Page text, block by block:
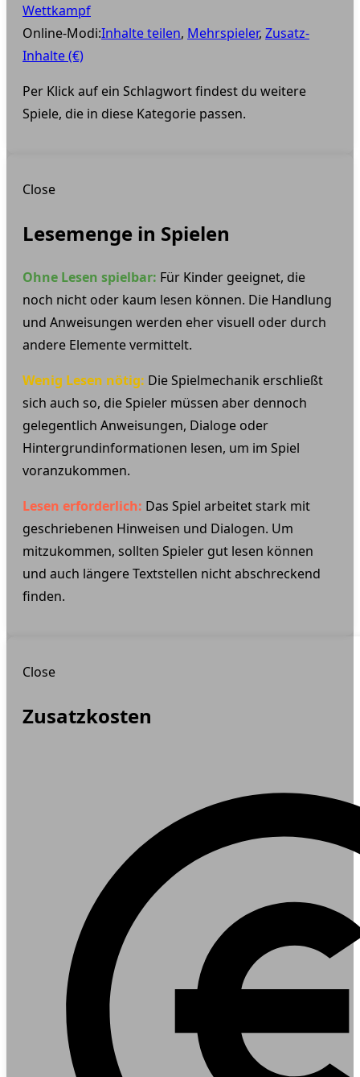
Wettkampf
Online-Modi:Inhalte teilen, Mehrspieler, Zusatz-
Inhalte (€)
Per Klick auf ein Schlagwort findest du weitere
Spiele, die in diese Kategorie passen.
Close
Lesemenge in Spielen
Ohne Lesen spielbar: Für Kinder geeignet, die
noch nicht oder kaum lesen können. Die Handlung
und Anweisungen werden eher visuell oder durch
andere Elemente vermittelt.
Wenig Lesen nötig: Die Spielmechanik erschließt
sich auch so, die Spieler müssen aber dennoch
gelegentlich Anweisungen, Dialoge oder
Hintergrundinformationen lesen, um im Spiel
voranzukommen.
Lesen erforderlich: Das Spiel arbeitet stark mit
geschriebenen Hinweisen und Dialogen. Um
mitzukommen, sollten Spieler gut lesen können
und auch längere Textstellen nicht abschreckend
finden.
Close
Zusatzkosten